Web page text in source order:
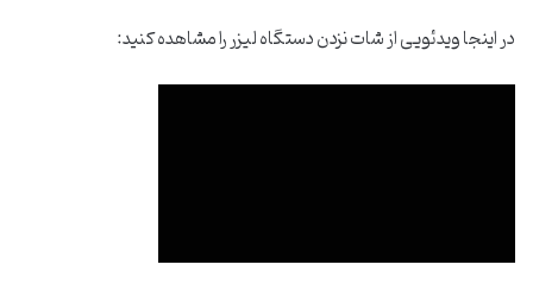
در اینجا ویدئویی از شات نزدن دستگاه لیزر را مشاهده کنید: